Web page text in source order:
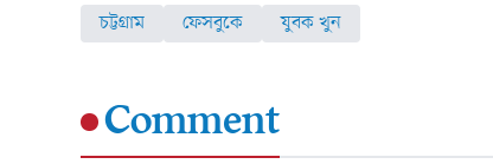
চট্টগ্রাম ফেসবুকে যুবক খুন
Comment